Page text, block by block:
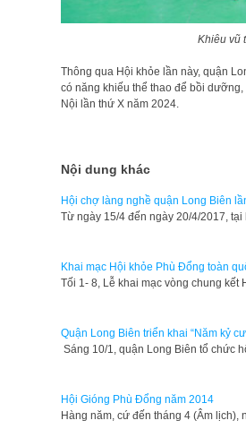
Khiêu vũ
Thông qua Hội khỏe lần này, quận
có năng khiếu thể thao để bồi
Nội lần thứ X năm 2024.
Nội dung khác
Hội chợ làng nghề quận Long Biên
Từ ngày 15/4 đến ngày 20/4/2017,
Khai mạc Hội khỏe Phù Đổng toàn
Tối 1- 8, Lễ khai mạc vòng chung
Quận Long Biên triển khai “Năm kỷ
Sáng 10/1, quận Long Biên tổ chức
Hội Gióng Phù Đổng năm 2014
​Hàng năm, cứ đến tháng 4 (Âm